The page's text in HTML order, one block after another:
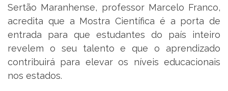
Sertão Maranhense, professor Marcelo Franco,
acredita que a Mostra Científica é a porta de
entrada para que estudantes do país inteiro
revelem o seu talento e que o aprendizado
contribuirá para elevar os níveis educacionais
nos estados.